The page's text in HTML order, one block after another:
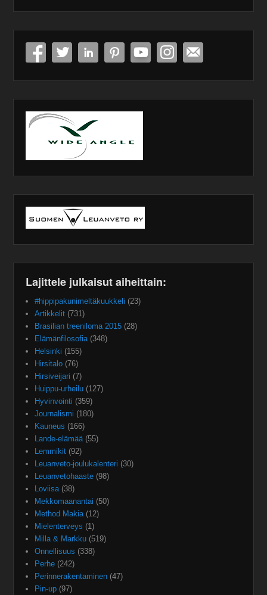
Lajittele julkaisut aiheittain:
#hippipakunimeltäkuukkeli (23)
Artikkelit (731)
Brasilian treeniloma 2015 (28)
Elämänfilosofia(348)
Helsinki (155)
Hirsitalo (76)
Hirsiveijari (7)
Huippu-urheilu (127)
Hyvinvointi (359)
Journalismi (180)
Kauneus (166)
Lande-elämää(55)
Lemmikit (92)
Leuanveto-joulukalenteri (30)
Leuanvetohaaste (98)
Loviisa(38)
Mekkomaanantai (50)
Method Makia(12)
Mielenterveys (1)
Milla & Markku (519)
Onnellisuus (338)
Perhe (242)
Perinnerakentaminen (47)
Pin-up (97)